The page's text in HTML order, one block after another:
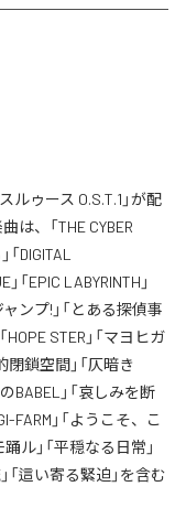
ゥース O.S.T.1」が配
、「THE CYBER
DIGITAL
「EPIC LABYRINTH」
ャンプ!」「とある探偵事
STER」「マヨヒガ
閉鎖空間」「仄暗き
BABEL」「哀しみを断
FARM」「ようこそ、こ
ル」「平穏なる日常」
「這い寄る緊迫」を含む